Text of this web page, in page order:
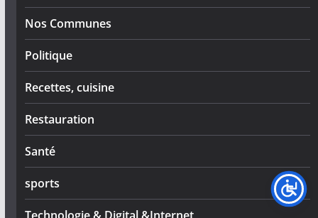
Nos Communes
Politique
Recettes, cuisine
Restauration
Santé
sports